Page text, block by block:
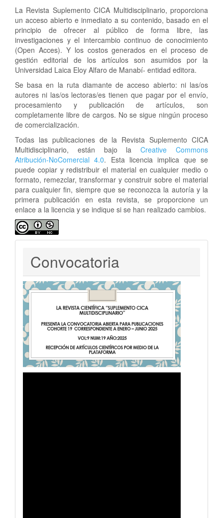
La Revista Suplemento CICA Multidisciplinario, proporciona
un acceso abierto e inmediato a su contenido, basado en el
principio de ofrecer al público de forma libre, las
investigaciones y el intercambio continuo de conocimiento
(Open Acces). Y los costos generados en el proceso de
gestión editorial de los artículos son asumidos por la
Universidad Laica Eloy Alfaro de Manabí- entidad editora.
Se basa en la ruta diamante de acceso abierto: ni las/os
autores ni las/os lectoras/es tienen que pagar por el envío,
procesamiento y publicación de artículos, son
completamente libre de cargos. No se sigue ningún proceso
de comercialización.
Todas las publicaciones de la Revista Suplemento CICA
Multidisciplinario, están bajo laCreative Commons
Atribución-NoComercial 4.0. Esta licencia implica que se
puede copiar y redistribuir el material en cualquier medio o
formato, remezclar, transformar y construir sobre el material
para cualquier fin, siempre que se reconozca la autoría y la
primera publicación en esta revista, se proporcione un
enlace a la licencia y se indique si se han realizado cambios.
Convocatoria
Convocatoria